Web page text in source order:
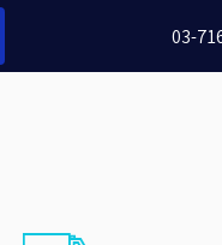
03-